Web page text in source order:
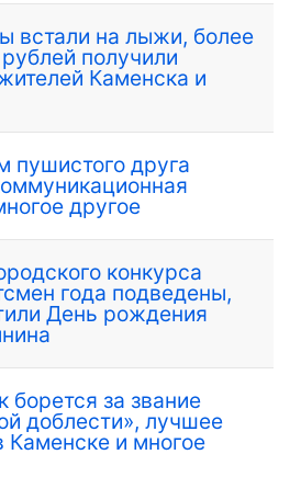
встали на лыжи, более
получили
Каменска и
пушистого друга
другое
конкурса
года подведены,
День рождения
борется за звание
доблести», лучшее
Каменске и многое